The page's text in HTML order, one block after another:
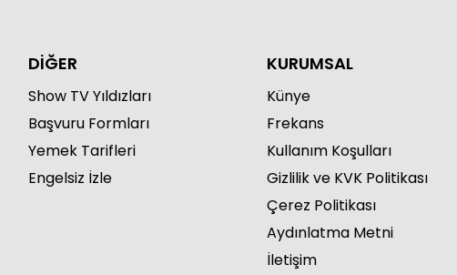
DİĞER
Show TV Yıldızları
Başvuru Formları
Yemek Tarifleri
Engelsiz İzle
KURUMSAL
Künye
Frekans
Kullanım Koşulları
Gizlilik ve KVK Politikası
Çerez Politikası
Aydınlatma Metni
İletişim